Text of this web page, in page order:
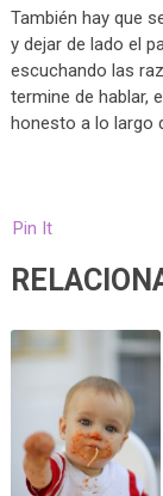
También hay que
y dejar de lado el
escuchando las
termine de hablar,
honesto a lo largo
Pin It